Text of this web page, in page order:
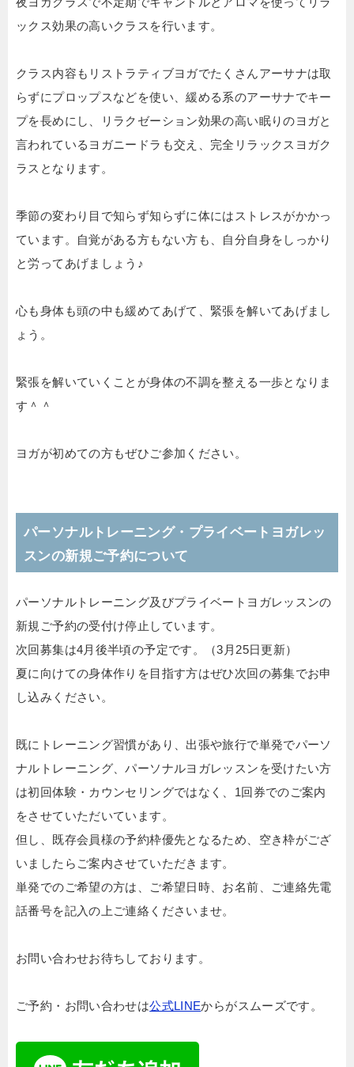
ックス効果の高いクラスを行います。
クラス内容もリストラティブヨガでたくさんアーサナは取
らずにプロップスなどを使い、緩める系のアーサナでキー
プを長めにし、リラクゼーション効果の高い眠りのヨガと
言われているヨガニードラも交え、完全リラックスヨガク
ラスとなります。
季節の変わり目で知らず知らずに体にはストレスがかかっ
ています。自覚がある方もない方も、自分自身をしっかり
と労ってあげましょう♪
心も身体も頭の中も緩めてあげて、緊張を解いてあげまし
ょう。
緊張を解いていくことが身体の不調を整える一歩となりま
す＾＾
ヨガが初めての方もぜひご参加ください。
パーソナルトレーニング・プライベートヨガレッ
スンの新規ご予約について
パーソナルトレーニング及びプライベートヨガレッスンの
新規ご予約の受付け停止しています。
次回募集は4月後半頃の予定です。（3月25日更新）
夏に向けての身体作りを目指す方はぜひ次回の募集でお申
し込みください。
既にトレーニング習慣があり、出張や旅行で単発でパーソ
ナルトレーニング、パーソナルヨガレッスンを受けたい方
は初回体験・カウンセリングではなく、1回券でのご案内
をさせていただいています。
但し、既存会員様の予約枠優先となるため、空き枠がござ
いましたらご案内させていただきます。
単発でのご希望の方は、ご希望日時、お名前、ご連絡先電
話番号を記入の上ご連絡くださいませ。
お問い合わせお待ちしております。
ご予約・お問い合わせは公式LINEからがスムーズです。